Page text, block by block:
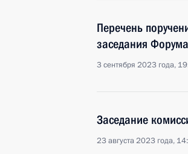
Перечень
заседания
3 сентября 2023 года,
Заседание
23 августа 2023 года,